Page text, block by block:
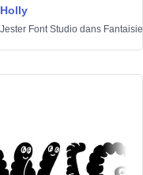
Jester Font Studio dans Fantaisie